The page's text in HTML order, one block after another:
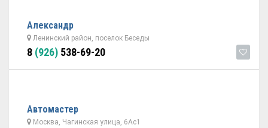
Александр
Ленинский район, поселок Беседы
8 (926) 538-69-20
Автомастер
Москва, Чагинская улица, 6Ас1